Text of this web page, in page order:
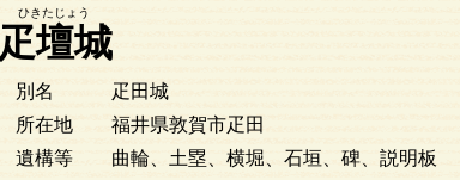
疋壇城
別名
疋田城
所在地
福井県敦賀市疋田
遺構等
曲輪、土塁、横堀、石垣、碑、説明板
ひきたじょう